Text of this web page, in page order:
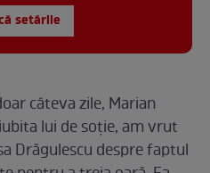
setările
câteva zile, Marian
lui de soție, am vrut
Drăgulescu despre faptul